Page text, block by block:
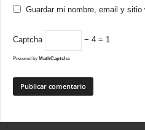
Guardar mi nombre, email y
Captcha − 4 = 1
Powered by MathCaptcha